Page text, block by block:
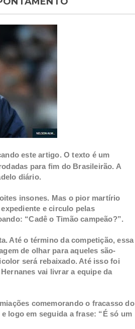
este artigo. O texto é um
para fim do Brasileirão. A
diário.
insones. Mas o pior martírio
e circulo pelas
“Cadê o Timão campeão?”.
Até o término da competição, essa
de olhar para aqueles são-
será rebaixado. Até isso foi
vai livrar a equipe da
comemorando o fracasso do
logo em seguida a frase: “É só um